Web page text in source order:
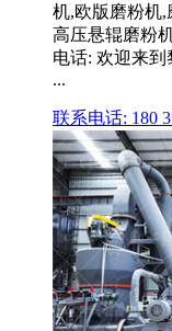
机,欧版磨粉机,
高压悬辊磨粉
电话: 欢迎来
...
联系电话: 180